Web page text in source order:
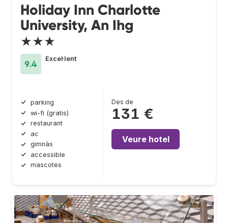
Holiday Inn Charlotte
University, An Ihg
★★★
9.4
Excel·lent
parking
wi-fi (gratis)
restaurant
ac
gimnàs
accessible
mascotes
Des de
131 €
Veure hotel